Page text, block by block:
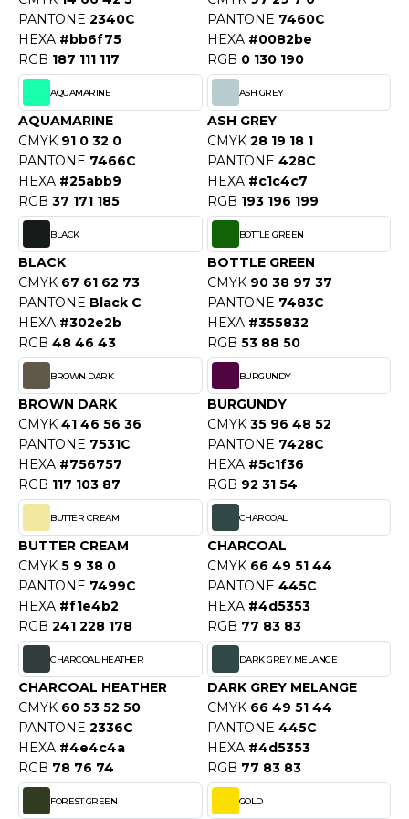
SHIRT
SHIRT
PROFESSIONNELLE
- BLOUSON
COOL
HOODS
T'S
SERIE
GEN
MORNING STUDIOS
SEGURIDAD
DUICK
PANTONE 2340C
HEXA #bb6f75
RGB 187 111 117
PANTONE 7460C
HEXA #0082be
RGB 0 130 190
AQUAMARINE
AQUAMARINE
CMYK 91 0 32 0
PANTONE 7466C
HEXA #25abb9
RGB 37 171 185
ASH GREY
ASH GREY
CMYK 28 19 18 1
PANTONE 428C
HEXA #c1c4c7
RGB 193 196 199
BLACK
BLACK
CMYK 67 61 62 73
PANTONE Black C
HEXA #302e2b
RGB 48 46 43
BOTTLE GREEN
BOTTLE GREEN
CMYK 90 38 97 37
PANTONE 7483C
HEXA #355832
RGB 53 88 50
BROWN DARK
BROWN DARK
CMYK 41 46 56 36
PANTONE 7531C
HEXA #756757
RGB 117 103 87
BURGUNDY
BURGUNDY
CMYK 35 96 48 52
PANTONE 7428C
HEXA #5c1f36
RGB 92 31 54
BUTTER CREAM
BUTTER CREAM
CMYK 5 9 38 0
PANTONE 7499C
HEXA #f1e4b2
RGB 241 228 178
CHARCOAL
CHARCOAL
CMYK 66 49 51 44
PANTONE 445C
HEXA #4d5353
RGB 77 83 83
CHARCOAL HEATHER
CHARCOAL HEATHER
CMYK 60 53 52 50
PANTONE 2336C
HEXA #4e4c4a
RGB 78 76 74
DARK GREY MELANGE
DARK GREY MELANGE
CMYK 66 49 51 44
PANTONE 445C
HEXA #4d5353
RGB 77 83 83
FOREST GREEN GOLD